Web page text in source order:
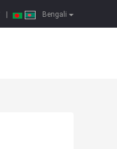
Bengali